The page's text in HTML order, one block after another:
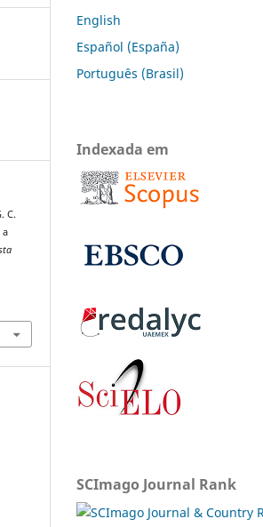
C.
a
English
Español (España)
Português (Brasil)
Indexada em
SCImago Journal Rank